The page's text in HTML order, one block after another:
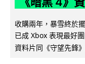
收購兩年，暴雪終於
已成 Xbox 表現最好
資料片同《守望先鋒